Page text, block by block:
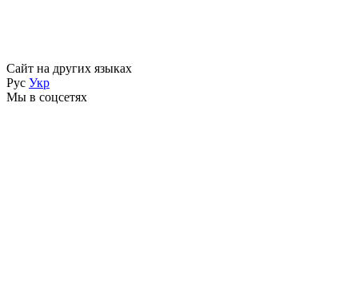
Сайт на других языках
Рус Укр
Мы в соцсетях